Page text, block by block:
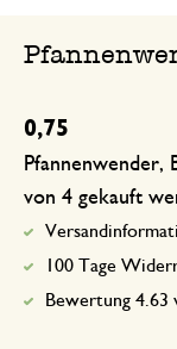
0,75
Pfannenwender,
von 4 gekauft
100 Tage
Bewertung 4.63